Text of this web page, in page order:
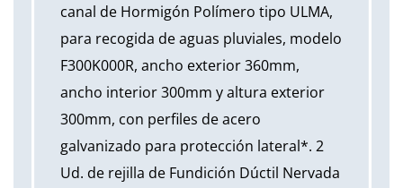
canal de Hormigón Polímero tipo ULMA,
para recogida de aguas pluviales, modelo
F300K000R, ancho exterior 360mm,
ancho interior 300mm y altura exterior
300mm, con perfiles de acero
galvanizado para protección lateral*. 2
Ud. de rejilla de Fundición Dúctil Nervada